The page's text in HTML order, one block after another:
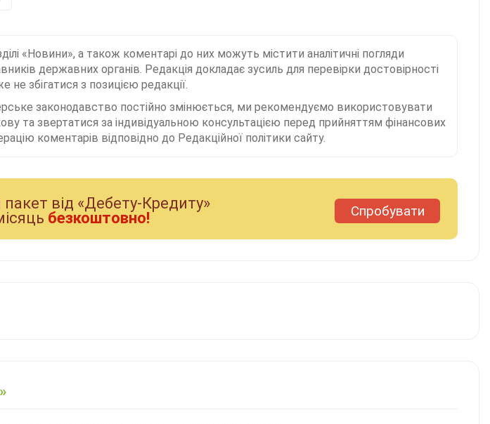
«Новини», а також коментарі до них можуть містити аналітичні погляди
державних органів. Редакція докладає зусиль для перевірки достовірності
збігатися з позицією редакції.
законодавство постійно змінюється, ми рекомендуємо використовувати
та звертатися за індивідуальною консультацією перед прийняттям фінансових
коментарів відповідно до Редакційної політики сайту.
вiд «Дебету-Кредиту»
безкоштовно! Спробувати